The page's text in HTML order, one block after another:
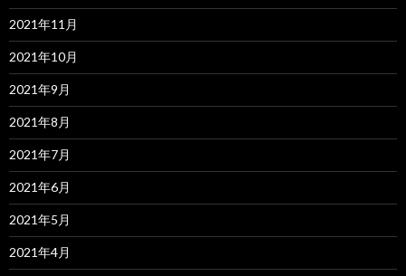
2021年11月
2021年10月
2021年9月
2021年8月
2021年7月
2021年6月
2021年5月
2021年4月